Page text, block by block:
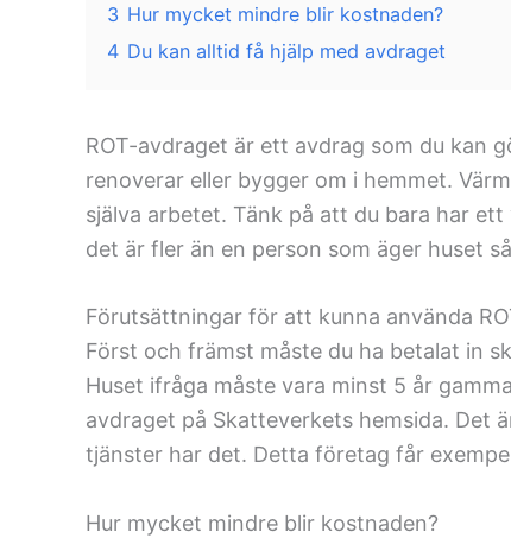
3 Hur mycket mindre blir kostnaden?
4 Du kan alltid få hjälp med avdraget
ROT-avdraget är ett avdrag som du kan
renoverar eller bygger om i hemmet.
själva arbetet. Tänk på att du bara har
det är fler än en person som äger huset
Förutsättningar för att kunna använda
Först och främst måste du ha betalat in
Huset ifråga måste vara minst 5 år
avdraget på Skatteverkets hemsida. Det
tjänster har det. Detta företag får
Hur mycket mindre blir kostnaden?